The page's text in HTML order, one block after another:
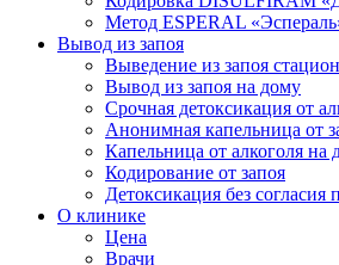
Метод ESPERAL
Вывод из запоя
Выведение из запоя
Вывод из запоя на дому
Срочная детоксикация от
Анонимная капельница от
Капельница от алкоголя на
Кодирование от запоя
Детоксикация без согласия
О клинике
Цена
Врачи